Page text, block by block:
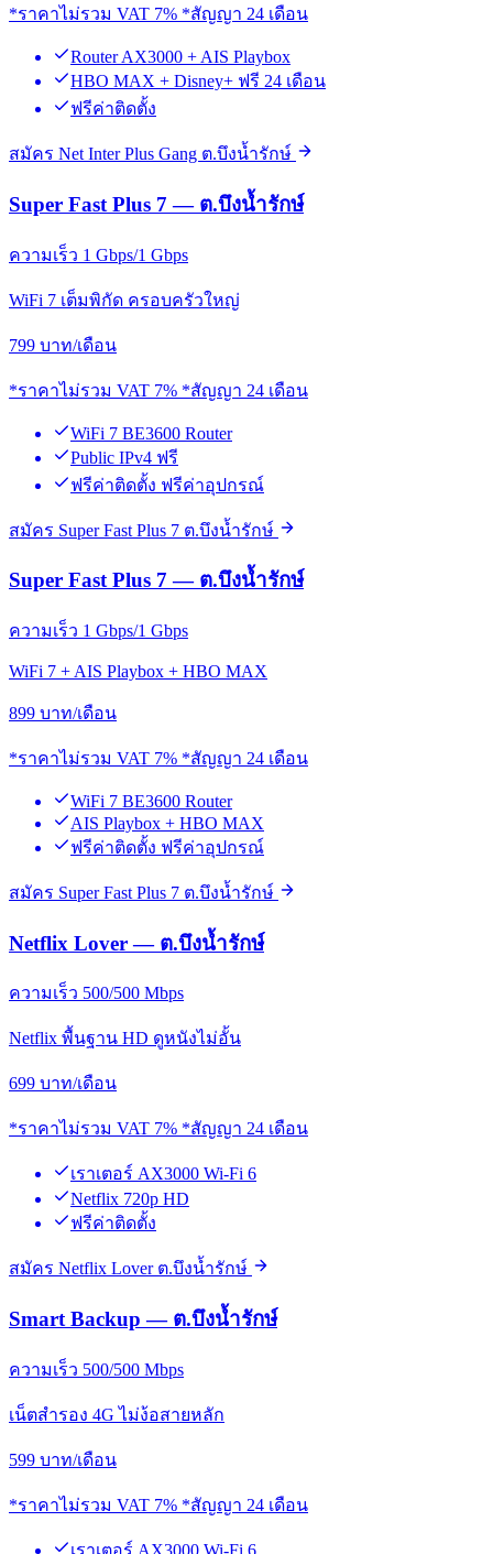
*ราคาไม่รวม VAT 7% *สัญญา 24 เดือน
Router AX3000 + AIS Playbox
HBO MAX + Disney+ ฟรี 24 เดือน
ฟรีค่าติดตั้ง
สมัคร Net Inter Plus Gang ต.บึงน้ำรักษ์
Super Fast Plus 7 — ต.บึงน้ำรักษ์
ความเร็ว 1 Gbps/1 Gbps
WiFi 7 เต็มพิกัด ครอบครัวใหญ่
799 บาท/เดือน
*ราคาไม่รวม VAT 7% *สัญญา 24 เดือน
WiFi 7 BE3600 Router
Public IPv4 ฟรี
ฟรีค่าติดตั้ง ฟรีค่าอุปกรณ์
สมัคร Super Fast Plus 7 ต.บึงน้ำรักษ์
Super Fast Plus 7 — ต.บึงน้ำรักษ์
ความเร็ว 1 Gbps/1 Gbps
WiFi 7 + AIS Playbox + HBO MAX
899 บาท/เดือน
*ราคาไม่รวม VAT 7% *สัญญา 24 เดือน
WiFi 7 BE3600 Router
AIS Playbox + HBO MAX
ฟรีค่าติดตั้ง ฟรีค่าอุปกรณ์
สมัคร Super Fast Plus 7 ต.บึงน้ำรักษ์
Netflix Lover — ต.บึงน้ำรักษ์
ความเร็ว 500/500 Mbps
Netflix พื้นฐาน HD ดูหนังไม่อั้น
699 บาท/เดือน
*ราคาไม่รวม VAT 7% *สัญญา 24 เดือน
เราเตอร์ AX3000 Wi-Fi 6
Netflix 720p HD
ฟรีค่าติดตั้ง
สมัคร Netflix Lover ต.บึงน้ำรักษ์
Smart Backup — ต.บึงน้ำรักษ์
ความเร็ว 500/500 Mbps
เน็ตสำรอง 4G ไม่ง้อสายหลัก
599 บาท/เดือน
*ราคาไม่รวม VAT 7% *สัญญา 24 เดือน
เราเตอร์ AX3000 Wi-Fi 6